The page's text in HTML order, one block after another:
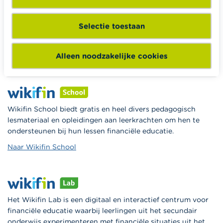
Selectie toestaan
Alleen noodzakelijke cookies
betrouwbare en handige informatie ter beschikking,
onafhankelijk van private financiële spelers.
Lees meer over Wikifin
Wikifin School biedt gratis en heel divers pedagogisch
lesmateriaal en opleidingen aan leerkrachten om hen te
ondersteunen bij hun lessen financiële educatie.
Naar Wikifin School
Het Wikifin Lab is een digitaal en interactief centrum voor
financiële educatie waarbij leerlingen uit het secundair